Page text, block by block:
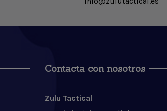
Contacta con nosotros
Zulu Tactical